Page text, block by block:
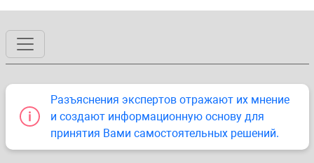
Разъяснения экспертов отражают их мнение
и создают информационную основу для
принятия Вами самостоятельных решений.